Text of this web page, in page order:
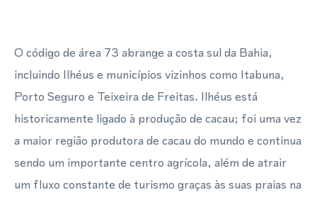
O código de área 73 abrange a costa sul da Bahia,
incluindo Ilhéus e municípios vizinhos como Itabuna,
Porto Seguro e Teixeira de Freitas. Ilhéus está
historicamente ligado à produção de cacau; foi uma vez
a maior região produtora de cacau do mundo e continua
sendo um importante centro agrícola, além de atrair
um fluxo constante de turismo graças às suas praias na